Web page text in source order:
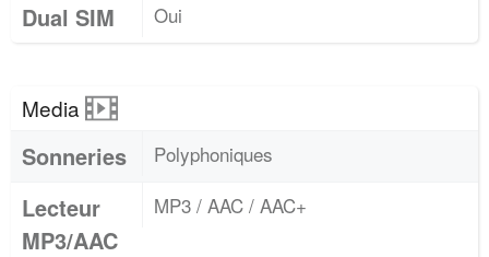
Dual SIM Oui
Media
Sonneries Polyphoniques
Lecteur
MP3/AAC
MP3 / AAC / AAC+